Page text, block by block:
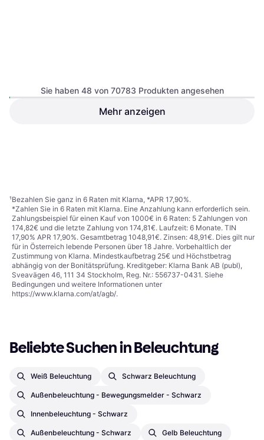
Schutzart: IP20
Paulmann Solar house
Sie haben 48 von 70783 Produkten angesehen
Mehr anzeigen
¹Bezahlen Sie ganz in 6 Raten mit Klarna, *APR 17,90%.
*Zahlen Sie in 6 Raten mit Klarna. Eine Anzahlung kann erforderlich sein.
Zahlungsbeispiel für einen Kauf von 1000€ in 6 Raten: 5 Zahlungen von
174,82€ und die letzte Zahlung von 174,81€. Laufzeit: 6 Monate. TIN
17,90% APR 17,90%. Gesamtbetrag 1048,91€. Zinsen: 48,91€. Dies gilt nur
für in Österreich lebende Personen über 18 Jahre. Vorbehaltlich der
Zustimmung von Klarna. Mindestkaufbetrag 25€ und Höchstbetrag
abhängig von der Bonitätsprüfung. Kreditgeber: Klarna Bank AB (publ),
Sveavägen 46, 111 34 Stockholm, Reg. Nr.: 556737-0431. Siehe
Bedingungen und weitere Informationen unter
https://www.klarna.com/at/agb/.
Beliebte Suchen in Beleuchtung
Weiß Beleuchtung Schwarz Beleuchtung
Außenbeleuchtung - Bewegungsmelder - Schwarz
Innenbeleuchtung - Schwarz
Außenbeleuchtung - Schwarz Gelb Beleuchtung